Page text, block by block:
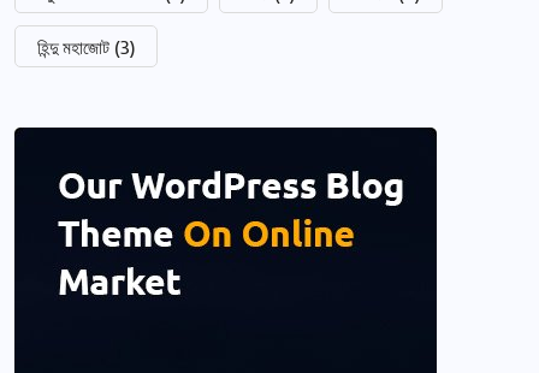
হিন্দু মহাজোট (3)